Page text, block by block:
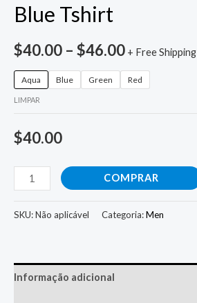
Blue Tshirt
$40.00 – $46.00 + Free Shipping
Aqua Blue Green Red
LIMPAR
$40.00
COMPRAR
SKU:Não aplicável Categoria:Men
Informação adicional